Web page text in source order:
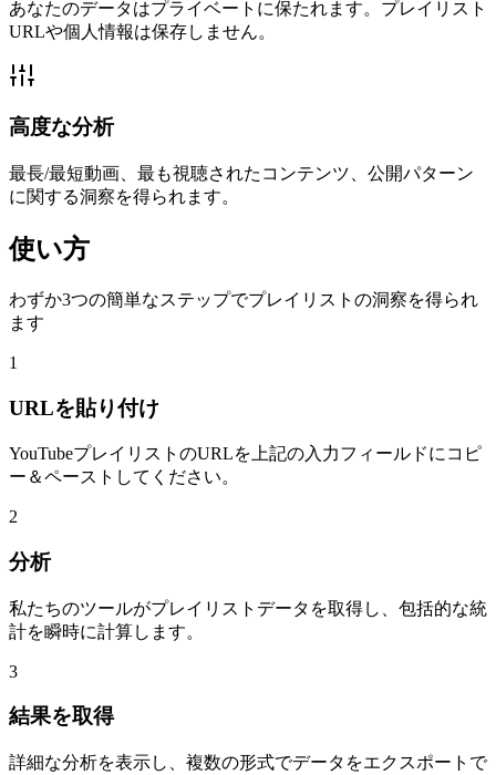
あなたのデータはプライベートに保たれます。プレイリスト
URLや個人情報は保存しません。
高度な分析
最長/最短動画、最も視聴されたコンテンツ、公開パターン
に関する洞察を得られます。
使い方
わずか3つの簡単なステップでプレイリストの洞察を得られ
ます
1
URLを貼り付け
YouTubeプレイリストのURLを上記の入力フィールドにコピ
ー＆ペーストしてください。
2
分析
私たちのツールがプレイリストデータを取得し、包括的な統
計を瞬時に計算します。
3
結果を取得
詳細な分析を表示し、複数の形式でデータをエクスポートで